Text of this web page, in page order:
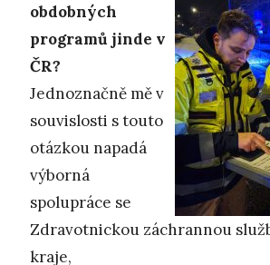
obdobných
programů jinde v
ČR?
Jednoznačně mě v
souvislosti s touto
otázkou napadá
výborná
spolupráce se
Zdravotnickou záchrannou
kraje,